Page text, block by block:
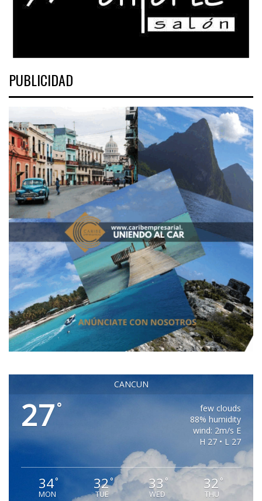
PUBLICIDAD
CANCUN
27°
few clouds
88% humidity
wind: 2m/s E
H 27 • L 27
34°
MON
32°
TUE
33 °
WED
32 °
THU